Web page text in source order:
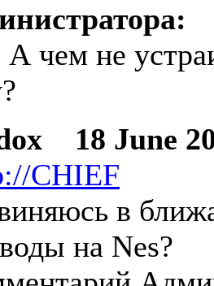
чем не
18 June
в
на Nes?